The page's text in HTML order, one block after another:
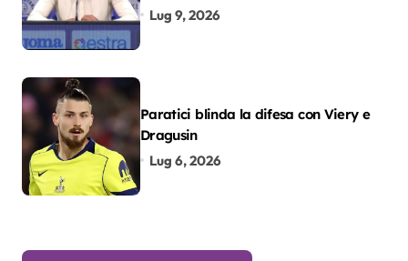
colpo”
Lug 9, 2026
Paratici blinda la difesa con Viery e
Dragusin
Lug 6, 2026